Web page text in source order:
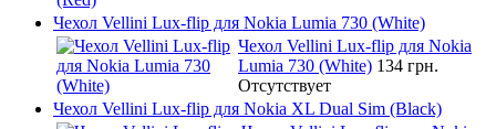
Чехол Vellini Lux-flip для Nokia Lumia 730 (White)
Чехол Vellini Lux-flip для Nokia
Lumia 730 (White) 134 грн.
Отсутствует
Чехол Vellini Lux-flip для Nokia XL Dual Sim (Black)